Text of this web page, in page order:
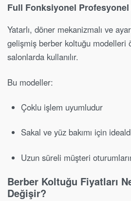
Full Fonksiyonel
Yatarlı, döner mekanizmalı ve
gelişmiş berber koltuğu modelleri
salonlarda kullanılır.
Bu modeller:
Çoklu işlem uyumludur
Sakal ve yüz bakımı için
Uzun süreli müşteri
Berber Koltuğu Fiyatları
Değişir?